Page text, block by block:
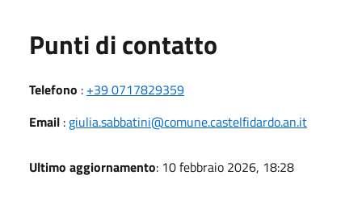
Punti di contatto
Telefono : +39 0717829359
Email : giulia.sabbatini@comune.castelfidardo.an.it
Ultimo aggiornamento: 10 febbraio 2026, 18:28